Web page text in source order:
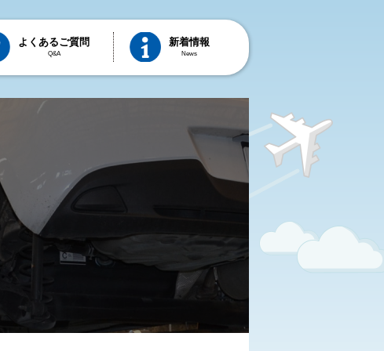
よくあるご質問
Q&A
新着情報
News